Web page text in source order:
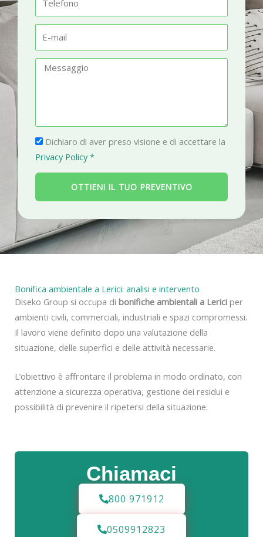
à
l
fm
a
g
g
i
P
r
i
a
c
y
Dichiaro di aver preso visione e di accettare la
Privacy Policy *
OTTIENI IL TUO PREVENTIVO
Chiamaci
800 971912
0509912823
Bonifica ambientale a Lerici: analisi e intervento
Diseko Group si occupa di bonifiche ambientali a Lerici per
ambienti civili, commerciali, industriali e spazi compromessi.
Il lavoro viene definito dopo una valutazione della
situazione, delle superfici e delle attività necessarie.
L’obiettivo è affrontare il problema in modo ordinato, con
attenzione a sicurezza operativa, gestione dei residui e
possibilità di prevenire il ripetersi della situazione.